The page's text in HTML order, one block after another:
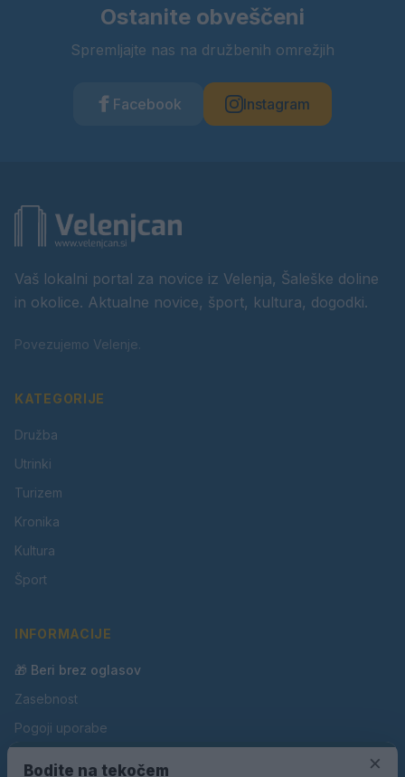
Ostanite obveščeni
Spremljajte nas na družbenih omrežjih
Facebook Instagram
Vaš lokalni portal za novice iz Velenja, Šaleške doline
in okolice. Aktualne novice, šport, kultura, dogodki.
Povezujemo Velenje.
KATEGORIJE
Družba
Utrinki
Turizem
Kronika
Kultura
Šport
INFORMACIJE
🎁 Beri brez oglasov
Zasebnost
Pogoji uporabe
×
Bodite na tekočem